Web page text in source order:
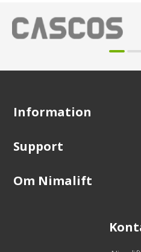
Information
Support
Om Nimalift